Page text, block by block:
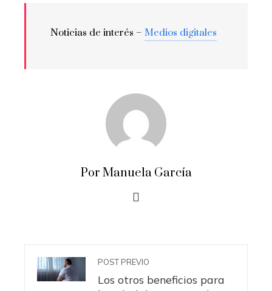
Noticias de interés – Medios digitales
Por Manuela García
POST PREVIO
Los otros beneficios para